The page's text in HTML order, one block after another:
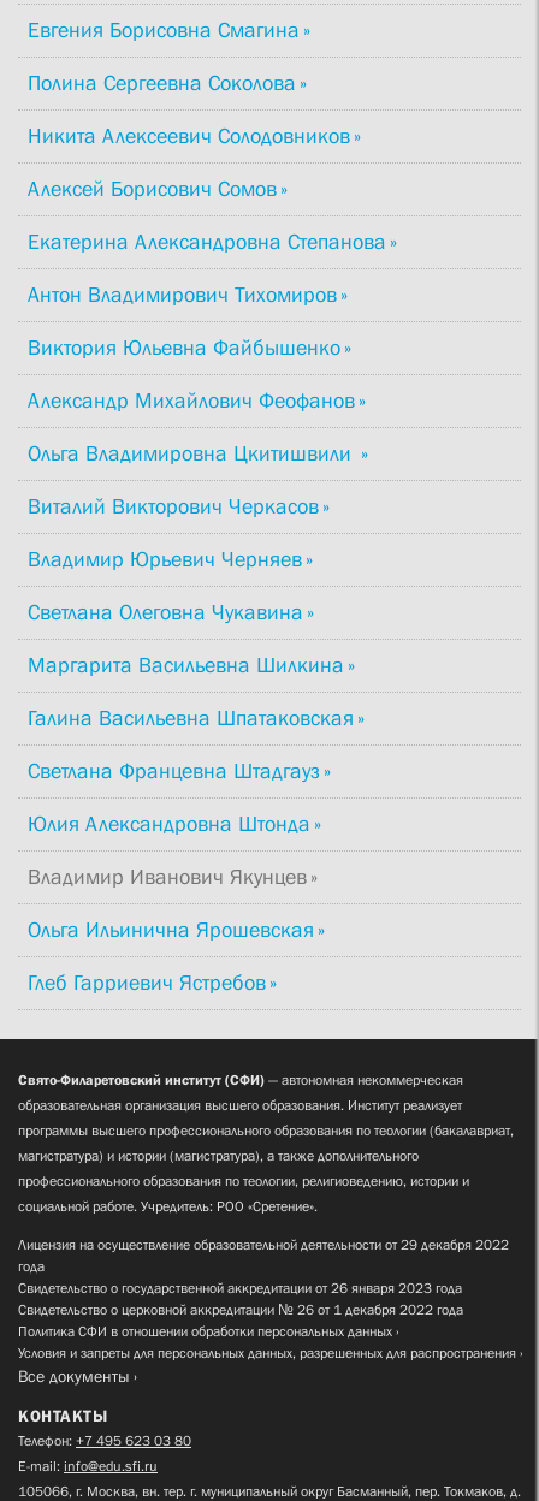
Евгения Борисовна Смагина
Полина Сергеевна Соколова
Никита Алексеевич Солодовников
Алексей Борисович Сомов
Екатерина Александровна Степанова
Антон Владимирович Тихомиров
Виктория Юльевна Файбышенко
Александр Михайлович Феофанов
Ольга Владимировна Цкитишвили
Виталий Викторович Черкасов
Владимир Юрьевич Черняев
Светлана Олеговна Чукавина
Маргарита Васильевна Шилкина
Галина Васильевна Шпатаковская
Светлана Францевна Штадгауз
Юлия Александровна Штонда
Владимир Иванович Якунцев
Ольга Ильинична Ярошевская
Глеб Гарриевич Ястребов
Свято-Филаретовский институт (СФИ) — автономная некоммерческая
образовательная организация высшего образования. Институт реализует
программы высшего профессионального образования по теологии (бакалавриат,
магистратура) и истории (магистратура), а также дополнительного
профессионального образования по теологии, религиоведению, истории и
социальной работе. Учредитель: РОО «Сретение».
Лицензия на осуществление образовательной деятельности от 29 декабря 2022
года
Свидетельство о государственной аккредитации от 26 января 2023 года
Свидетельство о церковной аккредитации № 26 от 1 декабря 2022 года
Политика СФИ в отношении обработки персональных данных
Условия и запреты для персональных данных, разрешенных для распространения
Все документы
КОНТАКТЫ
Телефон: +7 495 623 03 80
E-mail: info@edu.sfi.ru
105066, г. Москва, вн. тер. г. муниципальный округ Басманный, пер. Токмаков, д.